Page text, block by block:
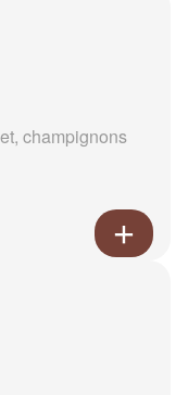
champignons